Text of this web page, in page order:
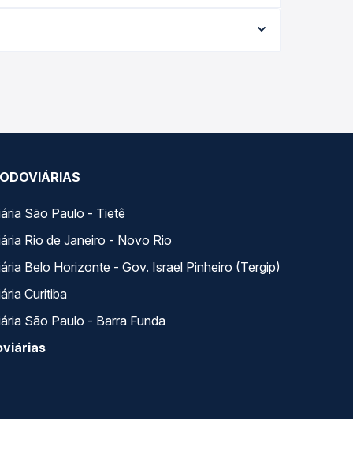
a melhor oferta para o seu roteiro.
São Paulo - Tietê
Rio de Janeiro - Novo Rio
Belo Horizonte - Gov. Israel Pinheiro (Tergip)
Curitiba
São Paulo - Barra Funda